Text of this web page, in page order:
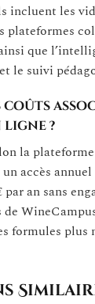
incluent les
plateformes
que
le suivi
?
la
accès
an sans
formules plus